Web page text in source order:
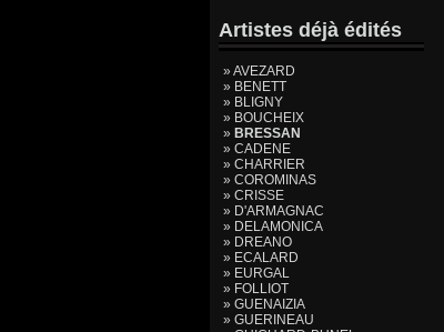
Artistes déjà édités
» AVEZARD
» BENETT
» BLIGNY
» BOUCHEIX
» BRESSAN
» CADENE
» CHARRIER
» COROMINAS
» CRISSE
» D'ARMAGNAC
» DELAMONICA
» DREANO
» ECALARD
» EURGAL
» FOLLIOT
» GUENAIZIA
» GUERINEAU